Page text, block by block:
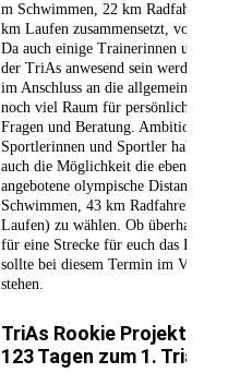
m Schwimmen, 22 km Radfahren
km Laufen zusammensetzt,
Da auch einige Trainerinnen und
der TriAs anwesend sein werden,
im Anschluss an die allgemeine
noch viel Raum für persönliche
Fragen und Beratung. Ambitionierte
Sportlerinnen und Sportler haben
auch die Möglichkeit die ebenfalls
angebotene olympische Distanz (1,5
Schwimmen, 43 km Radfahren und
Laufen) zu wählen. Ob überhaupt
für eine Strecke für euch das
sollte bei diesem Termin im
stehen.
TriAs Rookie Projekt
123 Tagen zum 1.